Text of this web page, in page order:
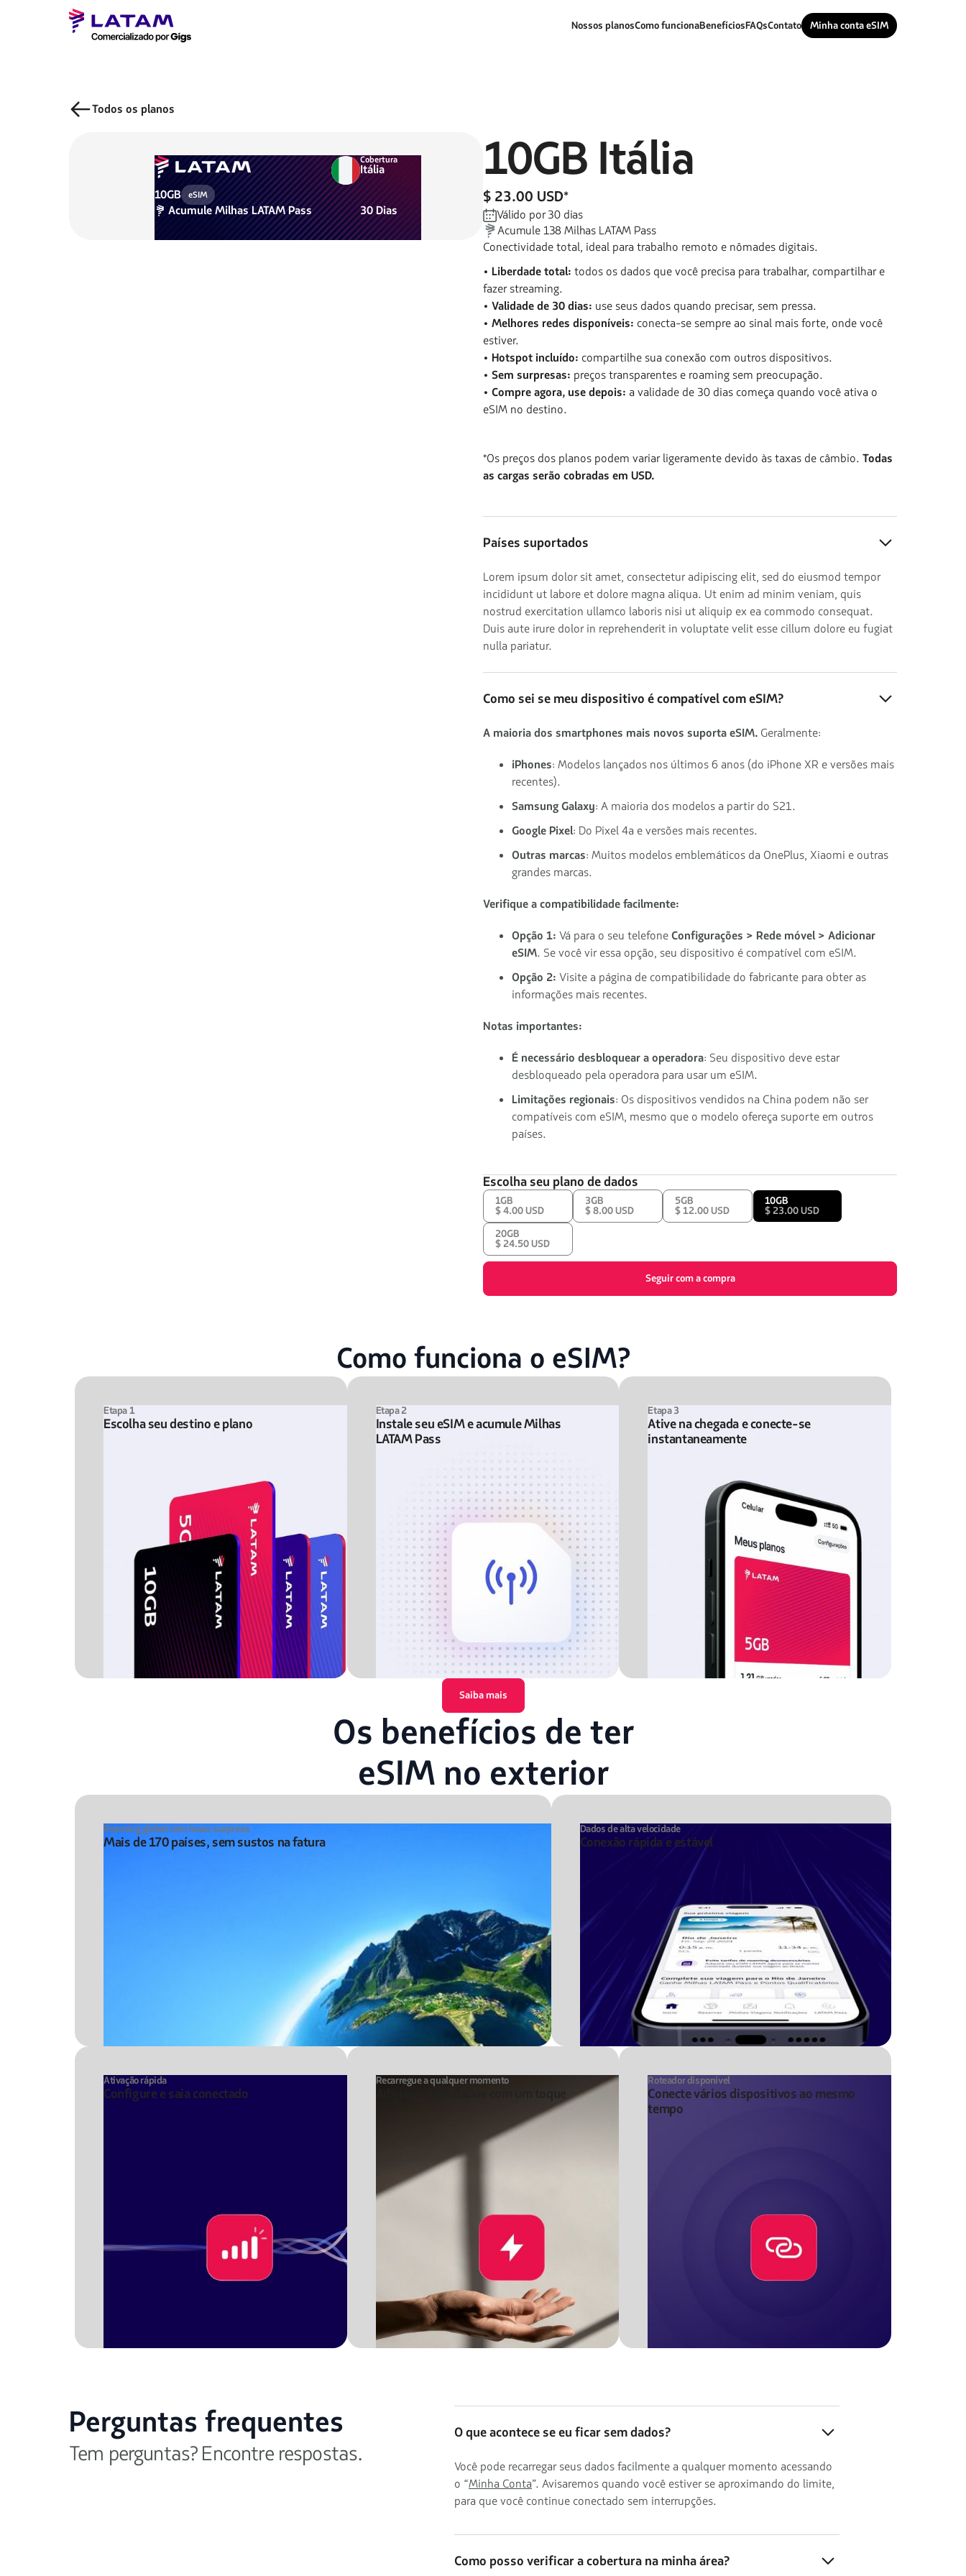
Nossos planosComo funcionaBenefíciosFAQsContato Minha conta eSIM
Todos os planos
Cobertura
Itália
10GB
eSIM
AcumuleMilhas LATAM Pass 30Dias
10GB Itália
$ 23.00 USD*
Válido por30dias
Acumule138Milhas LATAM Pass
Conectividade total, ideal para trabalho remoto e nômades digitais.
• Liberdade total: todos os dados que você precisa para trabalhar, compartilhar e
fazer streaming.
• Validade de 30 dias: use seus dados quando precisar, sem pressa.
• Melhores redes disponíveis: conecta-se sempre ao sinal mais forte, onde você
estiver.
• Hotspot incluído: compartilhe sua conexão com outros dispositivos.
• Sem surpresas: preços transparentes e roaming sem preocupação.
• Compre agora, use depois: a validade de 30 dias começa quando você ativa o
eSIM no destino.
*Os preços dos planos podem variar ligeramente devido às taxas de câmbio. Todas
as cargas serão cobradas em USD.
Países suportados
Lorem ipsum dolor sit amet, consectetur adipiscing elit, sed do eiusmod tempor
incididunt ut labore et dolore magna aliqua. Ut enim ad minim veniam, quis
nostrud exercitation ullamco laboris nisi ut aliquip ex ea commodo consequat.
Duis aute irure dolor in reprehenderit in voluptate velit esse cillum dolore eu fugiat
nulla pariatur.
Como sei se meu dispositivo é compatível com eSIM?
A maioria dos smartphones mais novos suporta eSIM. Geralmente:
iPhones: Modelos lançados nos últimos 6 anos (do iPhone XR e versões mais
recentes).
Samsung Galaxy: A maioria dos modelos a partir do S21.
Google Pixel: Do Pixel 4a e versões mais recentes.
Outras marcas: Muitos modelos emblemáticos da OnePlus, Xiaomi e outras
grandes marcas.
Verifique a compatibilidade facilmente:
Opção 1: Vá para o seu telefoneConfigurações > Rede móvel > Adicionar
eSIM. Se você vir essa opção, seu dispositivo é compatível com eSIM.
Opção 2: Visite a página de compatibilidade do fabricante para obter as
informações mais recentes.
Notas importantes:
É necessário desbloquear a operadora: Seu dispositivo deve estar
desbloqueado pela operadora para usar um eSIM.
Limitações regionais: Os dispositivos vendidos na China podem não ser
compatíveis com eSIM, mesmo que o modelo ofereça suporte em outros
países.
Escolha seu plano de dados
1GB
$ 4.00 USD
3GB
$ 8.00 USD
5GB
$ 12.00 USD
10GB
$ 23.00 USD
20GB
$ 24.50 USD
Seguir com a compra
Como funciona o eSIM?
Etapa 1
Escolha seu destino e plano
Etapa 2
Instale seu eSIM e acumule Milhas
LATAM Pass
Etapa 3
Ative na chegada e conecte-se
instantaneamente
Saiba mais
Os benefícios de ter
eSIM no exterior
Roaming global sem taxas surpresa
Mais de 170 países, sem sustos na fatura
Dados de alta velocidade
Conexão rápida e estável
Ativação rápida
Configure e saia conectado
Recarregue a qualquer momento Roteador disponível
Conecte vários dispositivos ao mesmo
tempo
Perguntas frequentes
Tem perguntas? Encontre respostas.
O que acontece se eu ficar sem dados?
Você pode recarregar seus dados facilmente a qualquer momento acessando
o “Minha Conta”. Avisaremos quando você estiver se aproximando do limite,
para que você continue conectado sem interrupções.
Como posso verificar a cobertura na minha área?